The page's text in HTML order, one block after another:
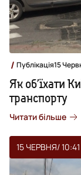
Публікація15
Як об’їхати
транспорту
Читати більше
15 ЧЕРВНЯ/ 10:41